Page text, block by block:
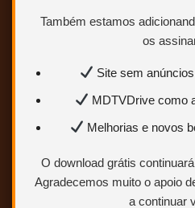
Também estamos
os
Site sem
MDTVDrive como
Melhorias e novos
O download grátis
Agradecemos muito o apoio
a continuar
para visualizar
Sem
Mais
Quero